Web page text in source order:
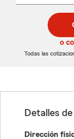
5
5
o
Todas las
Detalles
Dirección